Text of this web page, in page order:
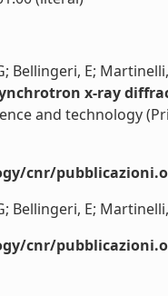
Bellingeri, E;
x-ray
and technology
cnr/
Bellingeri, E;
cnr/